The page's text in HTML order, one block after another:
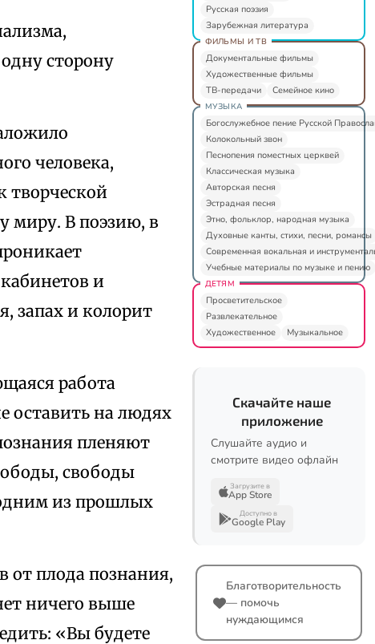
сторону
человека,
творческой
миру. В поэзию, в
и
запах и колорит
работа
оставить на людях
пленяют
свободы
из прошлых
от плода познания,
ничего выше
«Вы будете
Русская поэзия
Зарубежная литература
ФИЛЬМЫ И ТВ
Документальные фильмы
Художественные фильмы
ТВ-передачи
Семейное кино
МУЗЫКА
Богослужебное пение Русской
Колокольный звон
Песнопения поместных церквей
Классическая музыка
Авторская песня
Эстрадная песня
Этно, фольклор, народная музыка
Духовные канты, стихи, песни, романсы
Современная вокальная и
Учебные материалы по музыке и пению
ДЕТЯМ
Просветительское
Развлекательное
Художественное
Музыкальное
Скачайте наше
приложение
Слушайте аудио и
смотрите видео офлайн
Загрузите в
App Store
Доступно в
Google Play
Благотворительность
— помочь
нуждающимся